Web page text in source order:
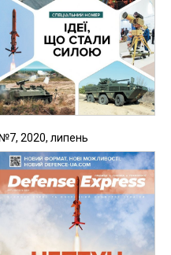
№7, 2020, липень